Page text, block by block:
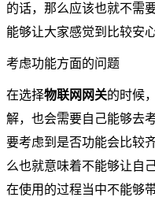
的话，那么应该也就不需
能够让大家感觉到比较安心
考虑功能方面的问题
在选择物联网网关的时候
解，也会需要自己能够去
要考虑到是否功能会比较
么也就意味着不能够让自
在使用的过程当中不能够